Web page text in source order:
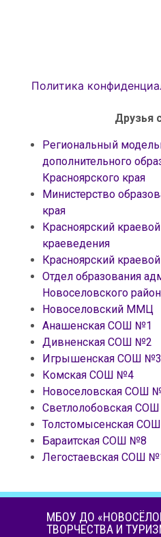
Политика
Друзья
Региональный
дополнительного
Красноярского края
Министерство
края
Красноярский
краеведения
Красноярский
Отдел образования
Новоселовского
Новоселовский ММЦ
Анашенская СОШ №1
Дивненская СОШ №2
Игрышенская СОШ №3
Комская СОШ №4
Новоселовская СОШ
Светлолобовская
Толстомысенская
Бараитская СОШ №8
Легостаевская СОШ
МБОУ ДО
ТВОРЧЕСТВА И